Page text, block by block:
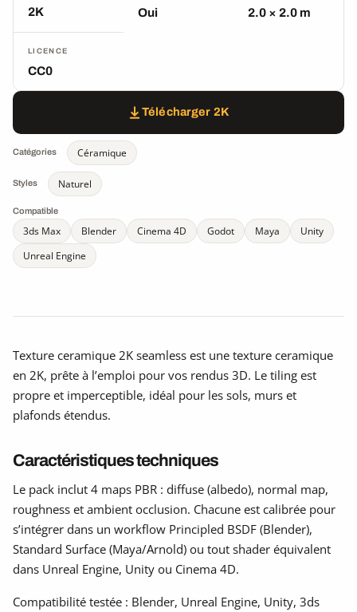
2K Oui 2.0 × 2.0 m
LICENCE
CC0
Télécharger 2K
Catégories Céramique
Styles Naturel
Compatible
3ds Max Blender Cinema 4D Godot Maya
Unity
Unreal Engine
Texture ceramique 2K seamless est une texture ceramique
en 2K, prête à l’emploi pour vos rendus 3D. Le tiling est
propre et imperceptible, idéal pour les sols, murs et
plafonds étendus.
Caractéristiques techniques
Le pack inclut 4 maps PBR : diffuse (albedo), normal map,
roughness et ambient occlusion. Chacune est calibrée pour
s’intégrer dans un workflow Principled BSDF (Blender),
Standard Surface (Maya/Arnold) ou tout shader équivalent
dans Unreal Engine, Unity ou Cinema 4D.
Compatibilité testée : Blender, Unreal Engine, Unity, 3ds